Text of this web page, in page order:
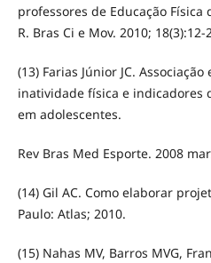
professores de Educação Física
R. Bras Ci e Mov. 2010; 18(3):12-
(13) Farias Júnior JC.
inatividade física e indicadores
em adolescentes.
Rev Bras Med Esporte. 2008
(14) Gil AC. Como elaborar
Paulo: Atlas; 2010.
(15) Nahas MV, Barros MVG,